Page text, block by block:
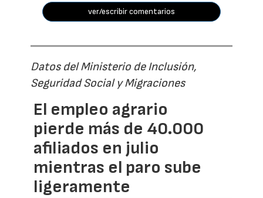
ver/escribir comentarios
Datos del Ministerio de Inclusión,
Seguridad Social y Migraciones
El empleo agrario
pierde más de 40.000
afiliados en julio
mientras el paro sube
ligeramente